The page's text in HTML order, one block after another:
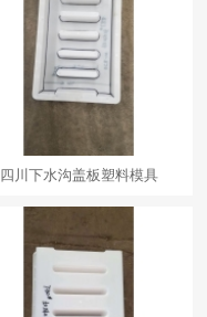
四川下水沟盖板塑料模具